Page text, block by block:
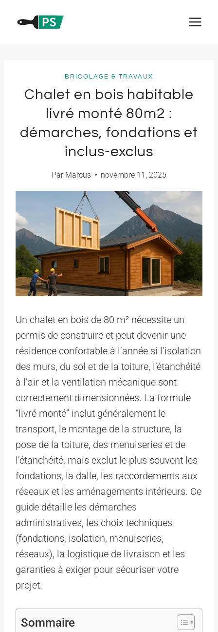
BRICOLAGE & TRAVAUX
Chalet en bois habitable
livré monté 80m2 :
démarches, fondations et
inclus-exclus
Par Marcus novembre 11, 2025
Un chalet en bois de 80 m² nécessite un
permis de construire et peut devenir une
résidence confortable à l’année si l’isolation
des murs, du sol et de la toiture, l’étanchéité
à l’air et la ventilation mécanique sont
correctement dimensionnées. La formule
“livré monté” inclut généralement le
transport, le montage de la structure, la
pose de la toiture, des menuiseries et de
l’étanchéité, mais exclut le plus souvent les
fondations, la dalle, les raccordements aux
réseaux et les aménagements intérieurs. Ce
guide détaille les démarches
administratives, les choix techniques
(fondations, isolation, menuiseries,
réseaux), la logistique de livraison et les
garanties à exiger pour sécuriser votre
projet.
Sommaire